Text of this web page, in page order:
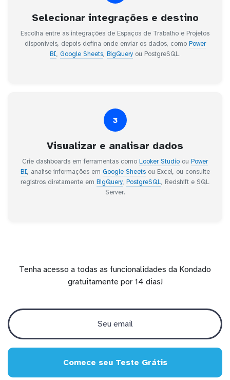
Selecionar integrações e destino
Escolha entre as integrações de Espaços de Trabalho e Projetos
disponíveis, depois defina onde enviar os dados, como Power
BI, Google Sheets, BigQuery ou PostgreSQL.
3
Visualizar e analisar dados
Crie dashboards em ferramentas como Looker Studio ou Power
BI, analise informações em Google Sheetsou Excel, ou consulte
registros diretamente em BigQuery, PostgreSQL, Redshift e SQL
Server.
Tenha acesso a todas as funcionalidades da Kondado
gratuitamente por 14 dias!
Comece seu Teste Grátis